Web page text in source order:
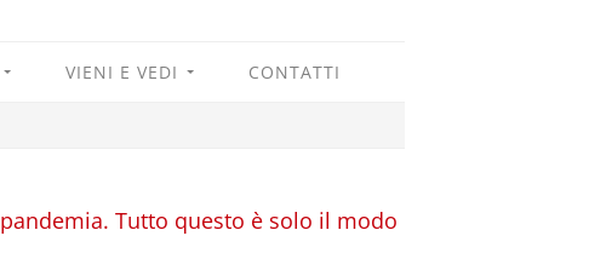
VIENI E VEDI CONTATTI
Tutto questo è solo il modo